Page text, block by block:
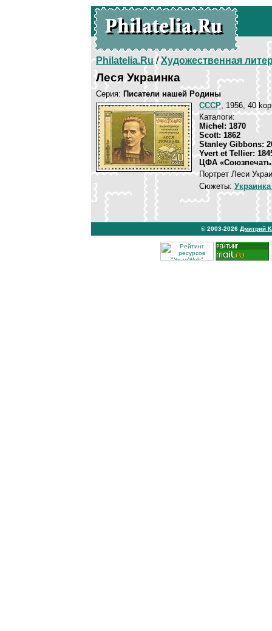
Philatelia.Ru/Художественная
Леся Украинка
Серия: Писатели нашей Родины
СССР, 1956, 40
Каталоги:
Michel: 1870
Scott: 1862
Stanley Gibbons:
Yvert et Tellier:
ЦФА
Портрет Леси
Сюжеты:
© 2003-2026 Дмитрий